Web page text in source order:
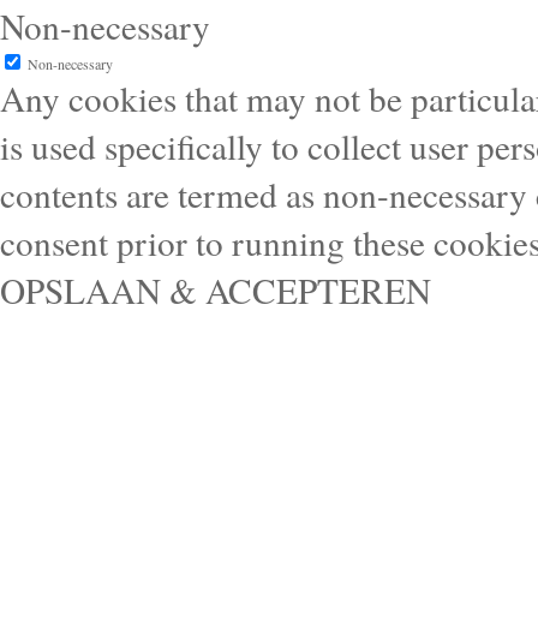
Non-necessary
Non-necessary
Any cookies that may not be
is used specifically to collect user
contents are termed as non-
consent prior to running these
OPSLAAN & ACCEPTEREN